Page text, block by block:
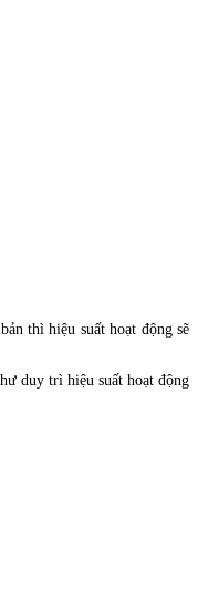
thì hiệu suất hoạt động sẽ
duy trì hiệu suất hoạt động